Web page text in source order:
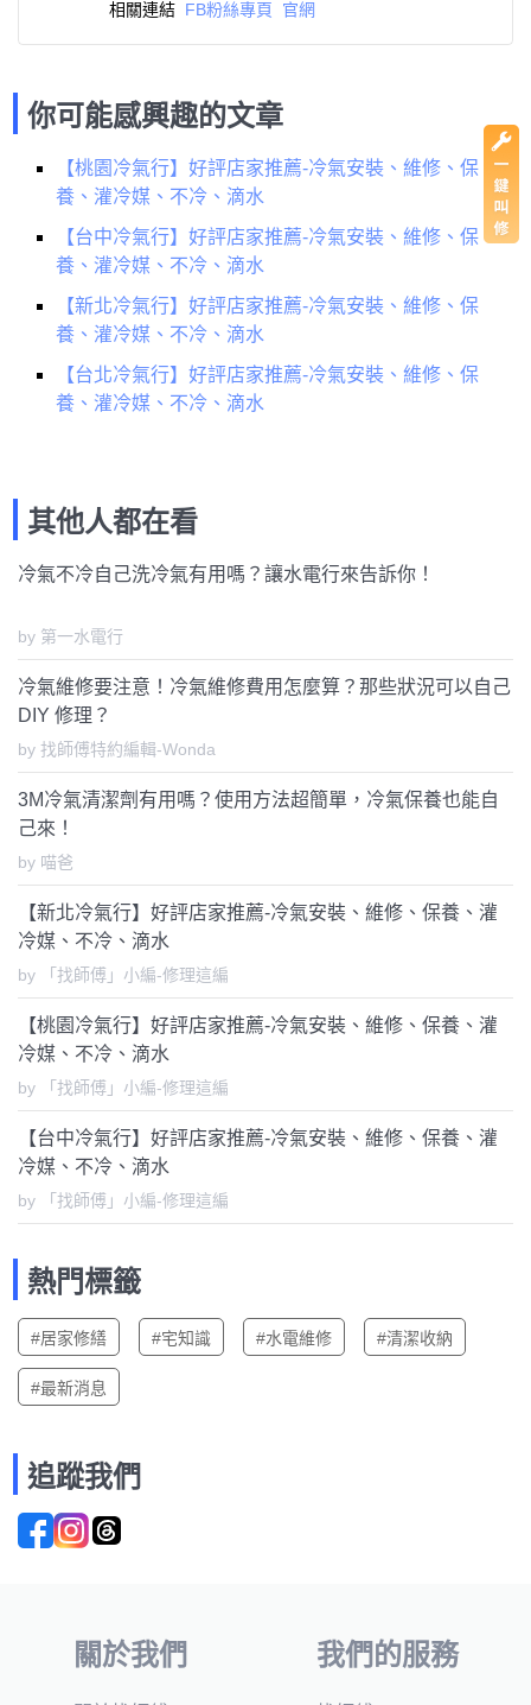
相關連結 FB粉絲專頁 官網
你可能感興趣的文章
【桃園冷氣行】好評店家推薦-冷氣安裝、維修、保
養、灌冷媒、不冷、滴水
【台中冷氣行】好評店家推薦-冷氣安裝、維修、保
養、灌冷媒、不冷、滴水
【新北冷氣行】好評店家推薦-冷氣安裝、維修、保
養、灌冷媒、不冷、滴水
【台北冷氣行】好評店家推薦-冷氣安裝、維修、保
養、灌冷媒、不冷、滴水
其他人都在看
冷氣不冷自己洗冷氣有用嗎？讓水電行來告訴你！
by 第一水電行
冷氣維修要注意！冷氣維修費用怎麼算？那些狀況可以自己
DIY 修理？
by 找師傅特約編輯-Wonda
3M冷氣清潔劑有用嗎？使用方法超簡單，冷氣保養也能自
己來！
by 喵爸
【新北冷氣行】好評店家推薦-冷氣安裝、維修、保養、灌
冷媒、不冷、滴水
by 「找師傅」小編-修理這編
【桃園冷氣行】好評店家推薦-冷氣安裝、維修、保養、灌
冷媒、不冷、滴水
by 「找師傅」小編-修理這編
【台中冷氣行】好評店家推薦-冷氣安裝、維修、保養、灌
冷媒、不冷、滴水
by 「找師傅」小編-修理這編
熱門標籤
#居家修繕 #宅知識 #水電維修 #清潔收納
#最新消息
追蹤我們
關於我們 我們的服務